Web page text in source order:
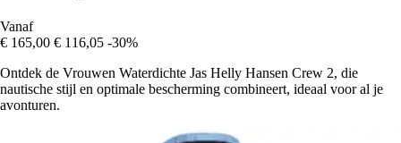
Vanaf
€ 165,00 € 116,05 -30%
Ontdek de Vrouwen Waterdichte Jas Helly Hansen Crew 2, die
nautische stijl en optimale bescherming combineert, ideaal voor al je
avonturen.